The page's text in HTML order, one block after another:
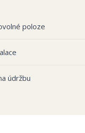
poloze
údržbu